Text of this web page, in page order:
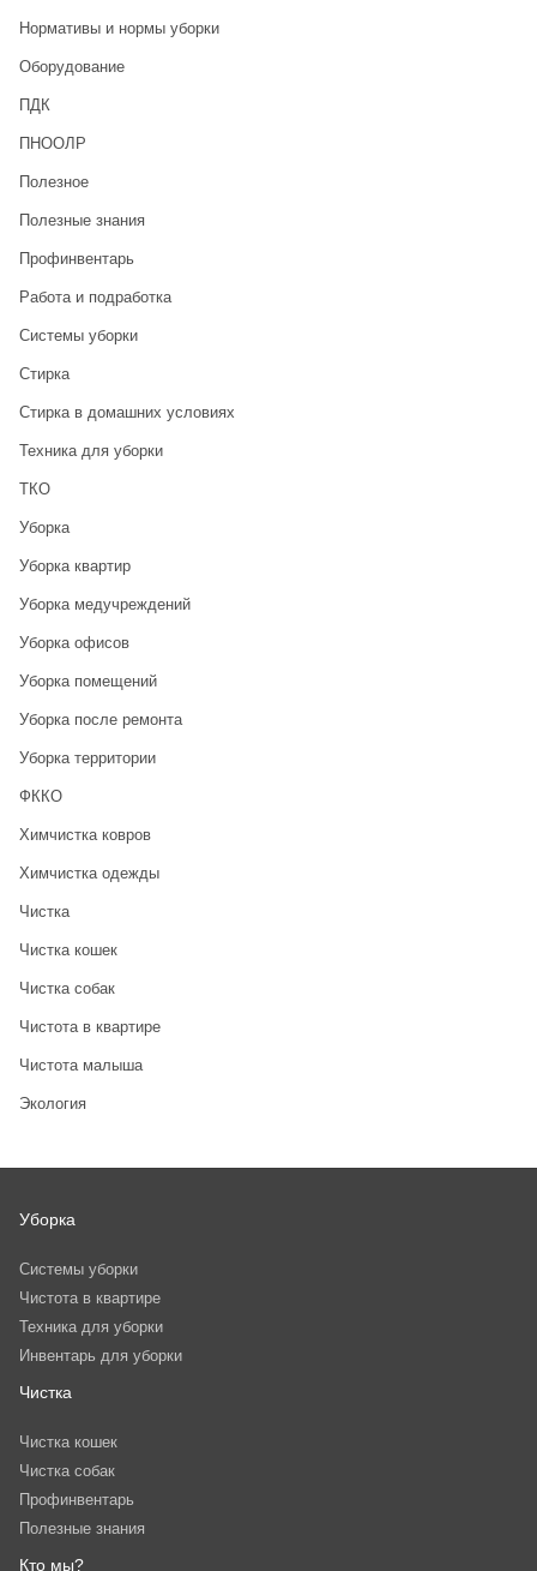
Нормативы и нормы уборки
Оборудование
ПДК
ПНООЛР
Полезное
Полезные знания
Профинвентарь
Работа и подработка
Системы уборки
Стирка
Стирка в домашних условиях
Техника для уборки
ТКО
Уборка
Уборка квартир
Уборка медучреждений
Уборка офисов
Уборка помещений
Уборка после ремонта
Уборка территории
ФККО
Химчистка ковров
Химчистка одежды
Чистка
Чистка кошек
Чистка собак
Чистота в квартире
Чистота малыша
Экология
Уборка
Системы уборки
Чистота в квартире
Техника для уборки
Инвентарь для уборки
Чистка
Чистка кошек
Чистка собак
Профинвентарь
Полезные знания
Кто мы?